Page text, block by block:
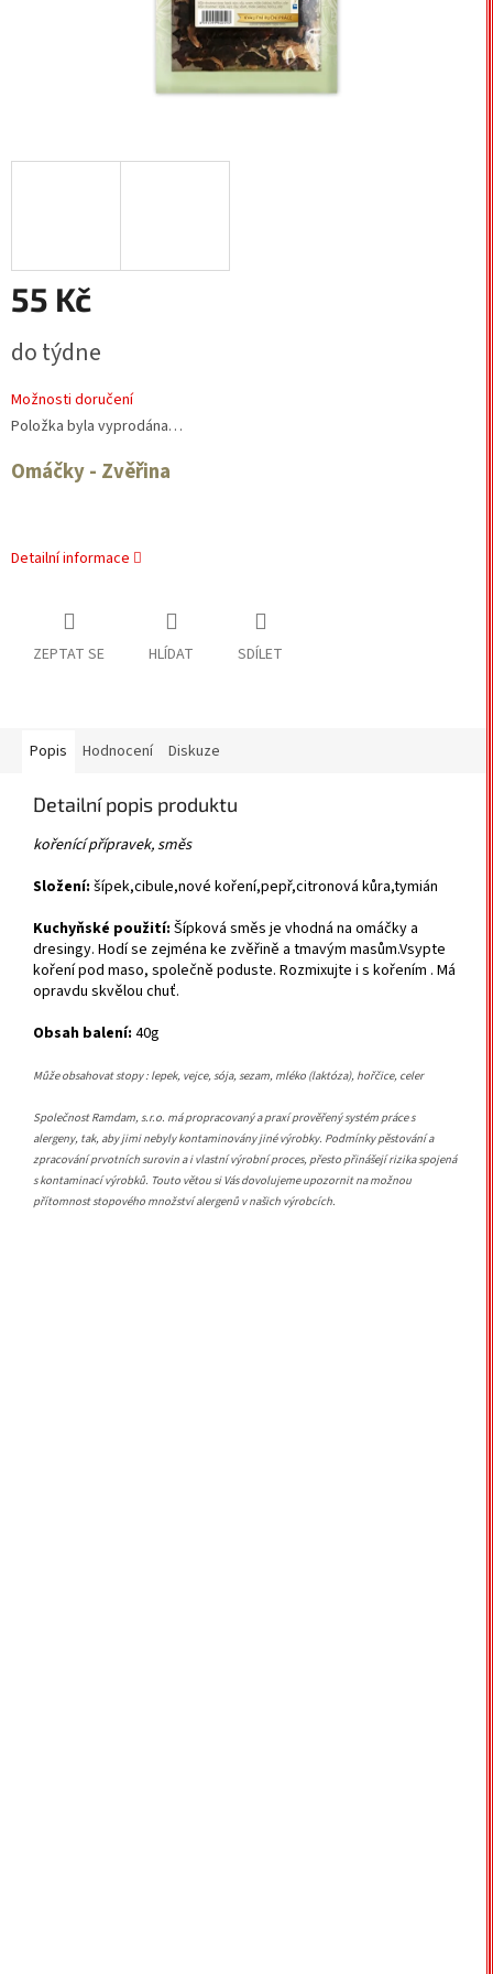
55 Kč
cena:
do týdne
Možnosti doručení
Položka byla vyprodána…
Omáčky - Zvěřina
Detailní informace
ZEPTAT SE HLÍDAT SDÍLET
Popis Hodnocení Diskuze
Detailní popis produktu
kořenící přípravek, směs
Složení: šípek,cibule,nové koření,pepř,citronová kůra,tymián
Kuchyňské použití: Šípková směs je vhodná na omáčky a
dresingy. Hodí se zejména ke zvěřině a tmavým masům.Vsypte
koření pod maso, společně poduste. Rozmixujte i s kořením . Má
opravdu skvělou chuť.
Obsah balení: 40g
Může obsahovat stopy : lepek, vejce, sója, sezam, mléko (laktóza), hořčice, celer
Společnost Ramdam, s.r.o. má propracovaný a praxí prověřený systém práce s
alergeny, tak, aby jimi nebyly kontaminovány jiné výrobky. Podmínky pěstování a
zpracování prvotních surovin a i vlastní výrobní proces, přesto přinášejí rizika spojená
s kontaminací výrobků. Touto větou si Vás dovolujeme upozornit na možnou
přítomnost stopového množství alergenů v našich výrobcích.